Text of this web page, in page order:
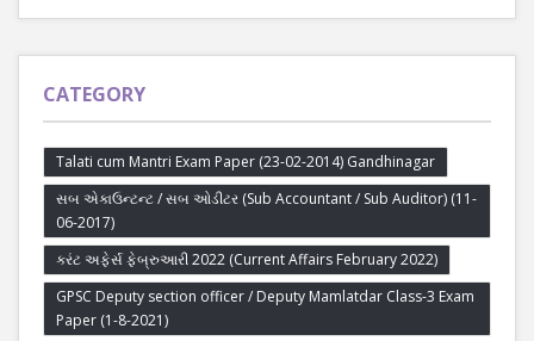
CATEGORY
Talati cum Mantri Exam Paper (23-02-2014) Gandhinagar
સબ એકાઉન્ટન્ટ / સબ ઓડીટર (Sub Accountant / Sub Auditor) (11-
06-2017)
કરંટ અફેર્સ ફેબ્રુઆરી 2022 (Current Affairs February 2022)
GPSC Deputy section officer / Deputy Mamlatdar Class-3 Exam
Paper (1-8-2021)